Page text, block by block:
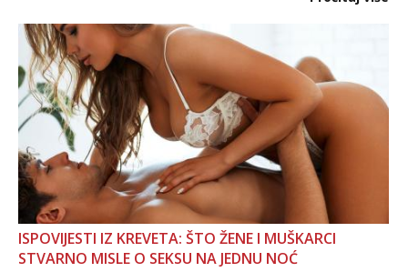
informacija, jer nepoznata osoba još nije zaslužila to
povjerenje. Takođe...
ISPOVIJESTI IZ KREVETA: ŠTO ŽENE I MUŠKARCI
STVARNO MISLE O SEKSU NA JEDNU NOĆ